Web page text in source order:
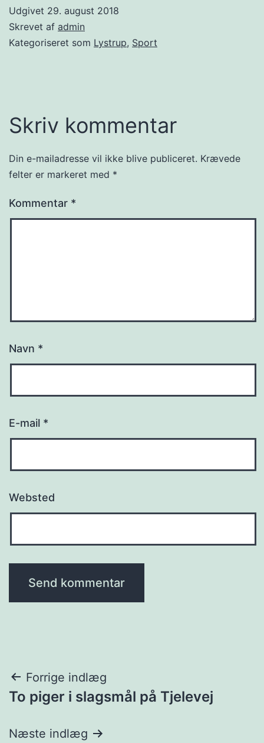
Udgivet 29. august 2018
Skrevet af admin
Kategoriseret som Lystrup, Sport
Skriv kommentar
Din e-mailadresse vil ikke blive publiceret. Krævede
felter er markeret med *
Kommentar *
Navn *
E-mail *
Websted
Indlægsnavigation
Forrige indlæg
To piger i slagsmål på Tjelevej
Næste indlæg